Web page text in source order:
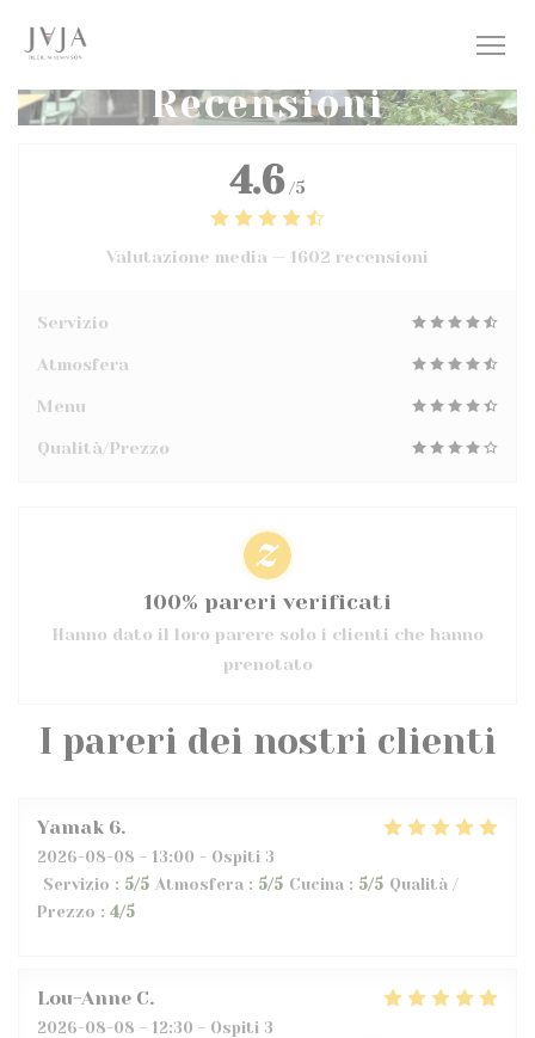
Recensioni
I pareri dei nostri clienti
Yamak 6
2026-08-08 - 13:00 - Ospiti 3
Servizio : 5/5 Atmosfera : 5/5 Cucina : 5/5 Qualità /
Prezzo : 4/5
Lou-Anne C
2026-08-08 - 12:30 - Ospiti 3
4.6 /5
Valutazione media — 1602 recensioni
Servizio
Atmosfera
Menu
Qualità/Prezzo
100% pareri verificati
Hanno dato il loro parere solo i clienti che hanno
prenotato